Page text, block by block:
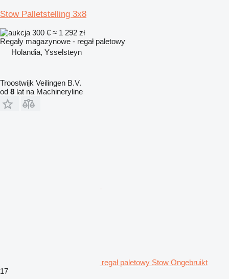
Stow Palletstelling 3x8
300 € ≈ 1 292 zł
Regały magazynowe - regał paletowy
Holandia, Ysselsteyn
Troostwijk Veilingen B.V.
od 8 lat na Machineryline
regał paletowy Stow Ongebruikt
17